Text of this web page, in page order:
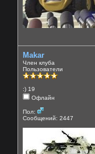
Makar
Член клуба
Пользователи
:) 19
Офлайн
Пол:
Сообщений: 2447